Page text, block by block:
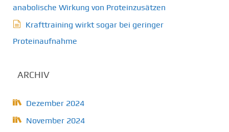
anabolische Wirkung von Proteinzusätzen
Krafttraining wirkt sogar bei geringer
Proteinaufnahme
ARCHIV
Dezember 2024
November 2024